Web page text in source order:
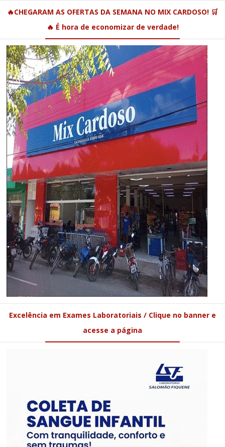
🔥CHEGARAM AS OFERTAS DA SEMANA NO MIX CARDOSO! 🛒
🔥 É hora de economizar de verdade!
Excelência em Exames Laboratoriais / Clique no banner e
acesse a página